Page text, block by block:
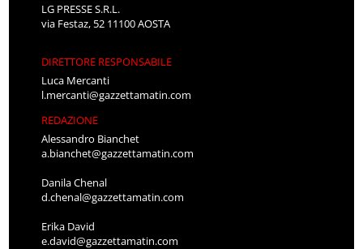
LG PRESSE S.R.L.
via Festaz, 52 11100 AOSTA
DIRETTORE RESPONSABILE
Luca Mercanti
l.mercanti@gazzettamatin.com
REDAZIONE
Alessandro Bianchet
a.bianchet@gazzettamatin.com
Danila Chenal
d.chenal@gazzettamatin.com
Erika David
e.david@gazzettamatin.com